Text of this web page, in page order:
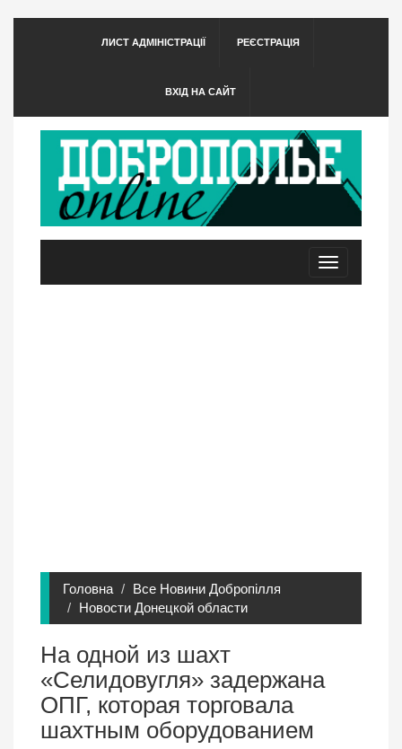
ЛИСТ АДМІНІСТРАЦІЇ РЕЄСТРАЦІЯ
ВХІД НА САЙТ
Toggle
navigation
Головна
Все Новини Добропілля
Новости Донецкой области
На одной из шахт
«Селидовугля» задержана
ОПГ, которая торговала
шахтным оборудованием